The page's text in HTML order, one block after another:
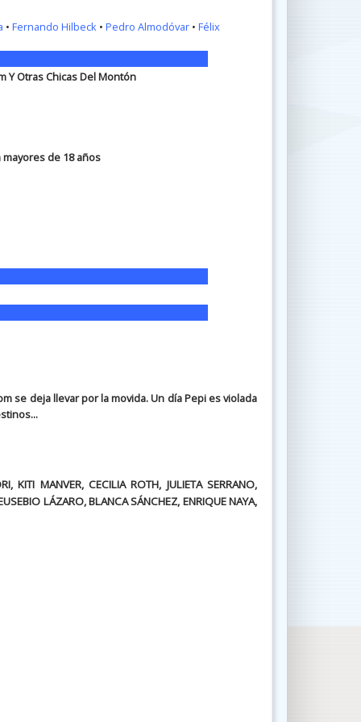
• Fernando Hilbeck• Pedro Almodóvar• Félix
Y Otras Chicas Del Montón
de 18 años
se deja llevar por la movida. Un día Pepi es violada
KITI MANVER, CECILIA ROTH, JULIETA SERRANO,
LÁZARO, BLANCA SÁNCHEZ, ENRIQUE NAYA,